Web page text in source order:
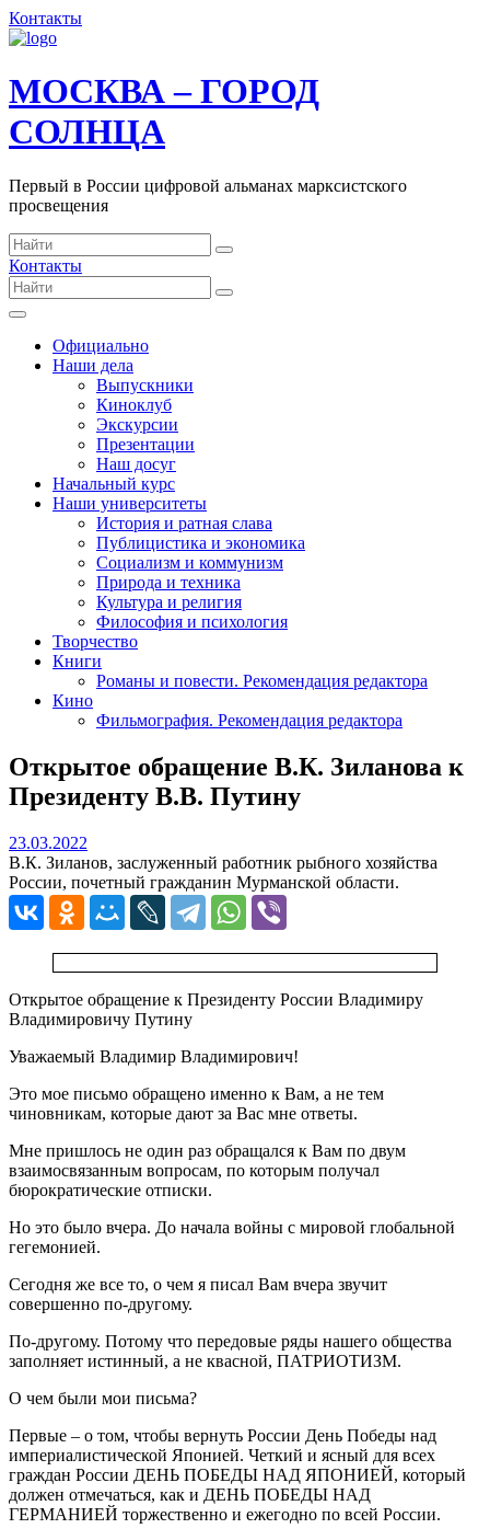
Контакты
МОСКВА – ГОРОД
СОЛНЦА
Первый в России цифровой альманах марксистского
просвещения
Контакты
Официально
Наши дела
Выпускники
Киноклуб
Экскурсии
Презентации
Наш досуг
Начальный курс
Наши университеты
История и ратная слава
Публицистика и экономика
Социализм и коммунизм
Природа и техника
Культура и религия
Философия и психология
Творчество
Книги
Романы и повести. Рекомендация редактора
Кино
Фильмография. Рекомендация редактора
Открытое обращение В.К. Зиланова к
Президенту В.В. Путину
23.03.2022
В.К. Зиланов, заслуженный работник рыбного хозяйства
России, почетный гражданин Мурманской области.
Открытое обращение к Президенту России Владимиру
Владимировичу Путину
Уважаемый Владимир Владимирович!
Это мое письмо обращено именно к Вам, а не тем
чиновникам, которые дают за Вас мне ответы.
Мне пришлось не один раз обращался к Вам по двум
взаимосвязанным вопросам, по которым получал
бюрократические отписки.
Но это было вчера. До начала войны с мировой глобальной
гегемонией.
Сегодня же все то, о чем я писал Вам вчера звучит
совершенно по-другому.
По-другому. Потому что передовые ряды нашего общества
заполняет истинный, а не квасной, ПАТРИОТИЗМ.
О чем были мои письма?
Первые – о том, чтобы вернуть России День Победы над
империалистической Японией. Четкий и ясный для всех
граждан России ДЕНЬ ПОБЕДЫ НАД ЯПОНИЕЙ, который
должен отмечаться, как и ДЕНЬ ПОБЕДЫ НАД
ГЕРМАНИЕЙ торжественно и ежегодно по всей России.